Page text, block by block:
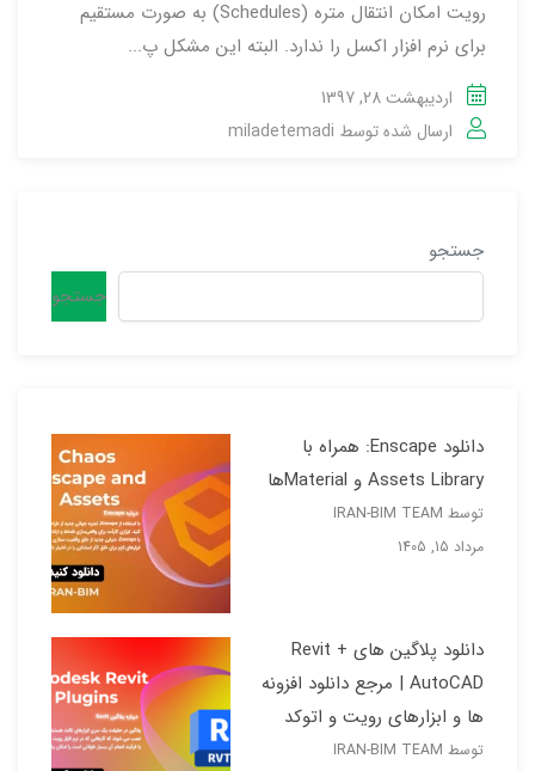
رویت امکان انتقال متره (Schedules) به صورت مستقیم
برای نرم افزار اکسل را ندارد. البته این مشکل پ...
اردیبهشت 28, 1397
ارسال شده توسط miladetemadi
جستجو
جستجو
دانلود Enscape: همراه با
Assets Library و Materialها
توسط IRAN-BIM TEAM
مرداد 15, 1405
دانلود پلاگین های Revit +
AutoCAD | مرجع دانلود افزونه
ها و ابزارهای رویت و اتوکد
توسط IRAN-BIM TEAM